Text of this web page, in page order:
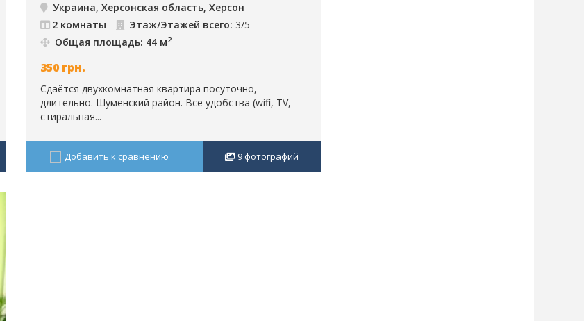
Украина, Херсонская область, Херсон
2 комнаты
Этаж/Этажей всего: 3/5
Общая площадь: 44 м2
350 грн.
Сдаётся двухкомнатная квартира посуточно,
длительно. Шуменский район. Все удобства (wifi, TV,
стиральная...
Добавить к сравнению 9фотографий